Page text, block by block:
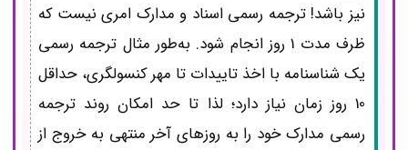
نیز باشد! ترجمه رسمی اسناد و مدارک امری نیست که
ظرف مدت 1 روز انجام شود. به‌طور مثال ترجمه رسمی
یک شناسنامه با اخذ تاییدات تا مهر کنسولگری، حداقل
10 روز زمان نیاز دارد؛ لذا تا حد امکان روند ترجمه
رسمی مدارک خود را به روزهای آخر منتهی به خروج از